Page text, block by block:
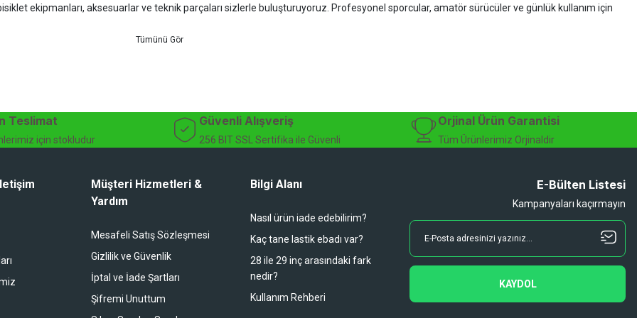
duruyor koltuk zaten full konfor
alışveriş yapacağım
ekipmanları, aksesuarlar ve teknik parçaları sizlerle buluşturuyoruz. Profesyonel sporcular, amatör sürücüler ve günlük kullanım için
destek ve müşteri memnuniyeti odaklı hizmet anlayışımız sayesinde bisiklet alışverişinizi güvenle gerçekleştirebilirsiniz.
Teslimat
için stokludur
Güvenli Alışveriş
256 BIT SSL Sertifika ile Güvenli
Orjinal Ürün Garantisi
Tüm Ürünlerimiz Orjinaldir
Müşteri Hizmetleri &
Yardım
Mesafeli Satış Sözleşmesi
Gizlilik ve Güvenlik
İptal ve İade Şartları
Şifremi Unuttum
Bilgi Alanı
Nasıl ürün iade edebilirim?
Kaç tane lastik ebadı var?
28 ile 29 inç arasındaki fark
nedir?
Kullanım Rehberi
E-Bülten Listesi
Kampanyaları kaçırmayın
KAYDOL